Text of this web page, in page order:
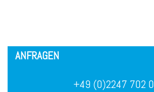
ANFRAGEN
+49 (0)2247 702 0